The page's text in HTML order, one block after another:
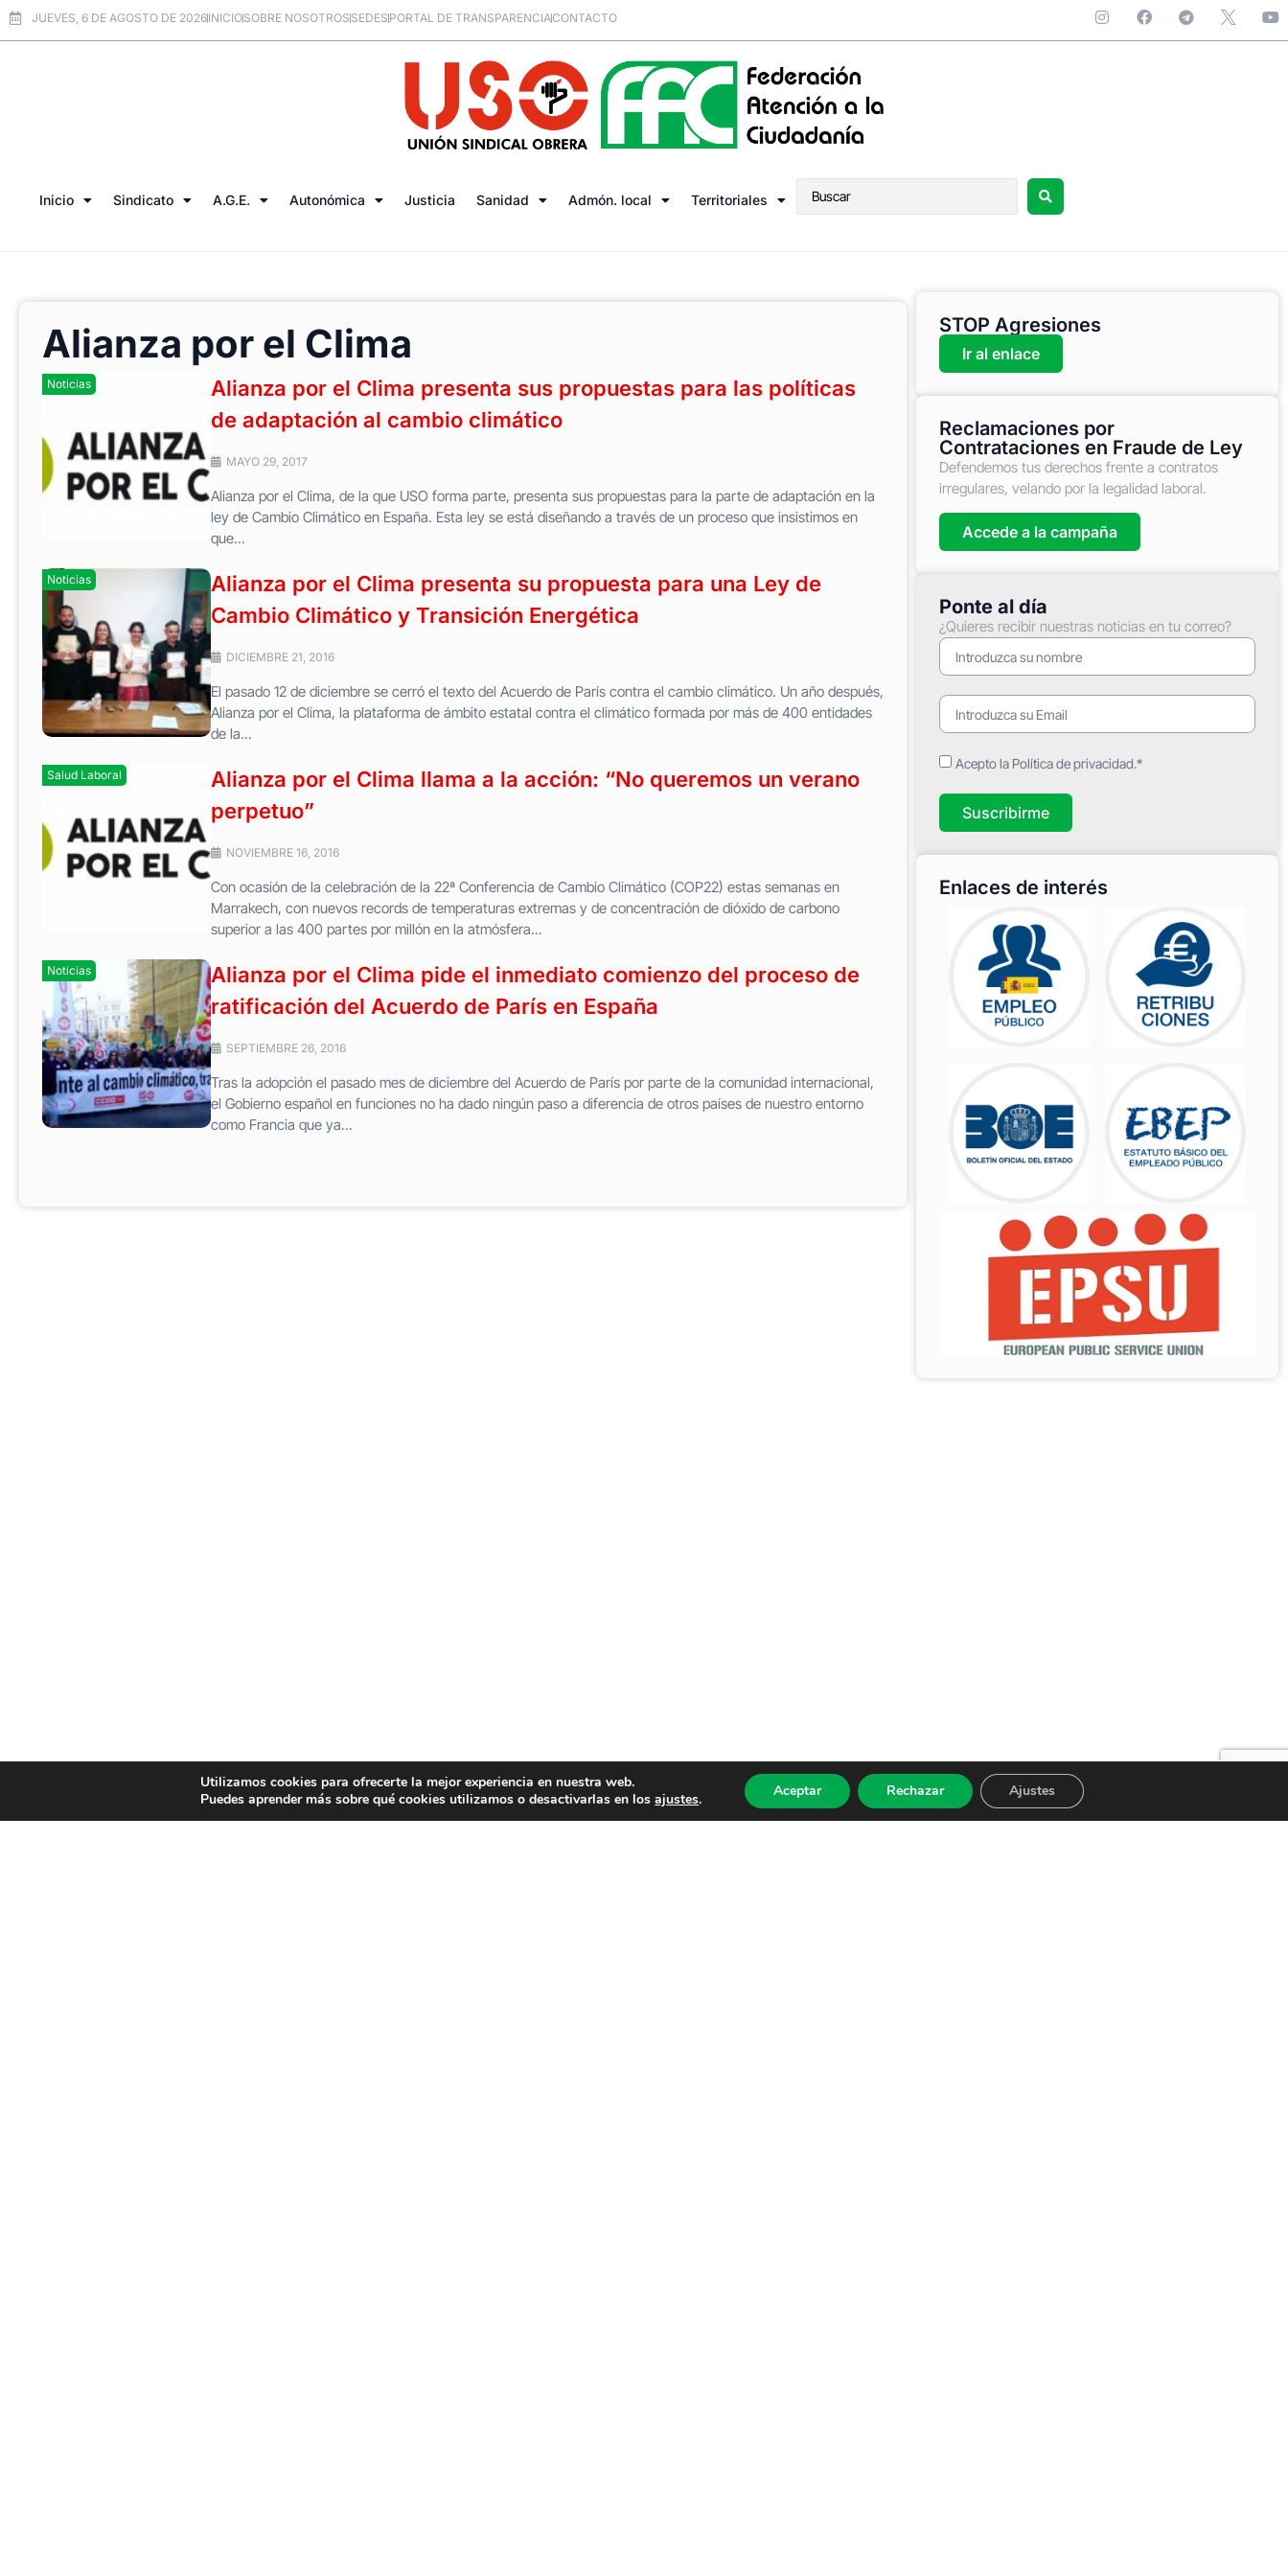
JUEVES, 6 DE AGOSTO DE 2026INICIOSOBRE NOSOTROSSEDESPORTAL DE TRANSPARENCIACONTACTO
Inicio Sindicato A.G.E. Autonómica Justicia Sanidad Admón. local Territoriales
Alianza por el Clima
Noticias
Alianza por el Clima presenta sus propuestas para las políticas
de adaptación al cambio climático
MAYO 29, 2017
Alianza por el Clima, de la que USO forma parte, presenta sus propuestas para la parte de adaptación en la
ley de Cambio Climático en España. Esta ley se está diseñando a través de un proceso que insistimos en
que...
Noticias
Alianza por el Clima presenta su propuesta para una Ley de
Cambio Climático y Transición Energética
DICIEMBRE 21, 2016
El pasado 12 de diciembre se cerró el texto del Acuerdo de París contra el cambio climático. Un año después,
Alianza por el Clima, la plataforma de ámbito estatal contra el climático formada por más de 400 entidades
de la...
Salud Laboral
Alianza por el Clima llama a la acción: “No queremos un verano
perpetuo”
NOVIEMBRE 16, 2016
Con ocasión de la celebración de la 22ª Conferencia de Cambio Climático (COP22) estas semanas en
Marrakech, con nuevos records de temperaturas extremas y de concentración de dióxido de carbono
superior a las 400 partes por millón en la atmósfera...
Noticias
Alianza por el Clima pide el inmediato comienzo del proceso de
ratificación del Acuerdo de París en España
SEPTIEMBRE 26, 2016
Tras la adopción el pasado mes de diciembre del Acuerdo de París por parte de la comunidad internacional,
el Gobierno español en funciones no ha dado ningún paso a diferencia de otros países de nuestro entorno
como Francia que ya...
STOP Agresiones
Ir al enlace
Reclamaciones por
Contrataciones en Fraude de Ley
Defendemos tus derechos frente a contratos
irregulares, velando por la legalidad laboral.
Accede a la campaña
Ponte al día
¿Quieres recibir nuestras noticias en tu correo?
Acepto la Política de privacidad.*
Suscribirme
Enlaces de interés
Utilizamos cookies para ofrecerte la mejor experiencia en nuestra web.
Puedes aprender más sobre qué cookies utilizamos o desactivarlas en losajustes. Aceptar Rechazar Ajustes